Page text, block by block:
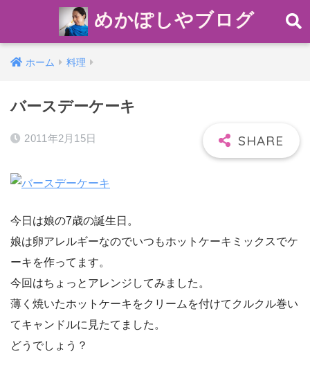
めかぽしやブログ
ホーム 料理
バースデーケーキ
2011年2月15日
今日は娘の7歳の誕生日。
娘は卵アレルギーなのでいつもホットケーキミックスでケ
ーキを作ってます。
今回はちょっとアレンジしてみました。
薄く焼いたホットケーキをクリームを付けてクルクル巻い
てキャンドルに見たてました。
どうでしょう？